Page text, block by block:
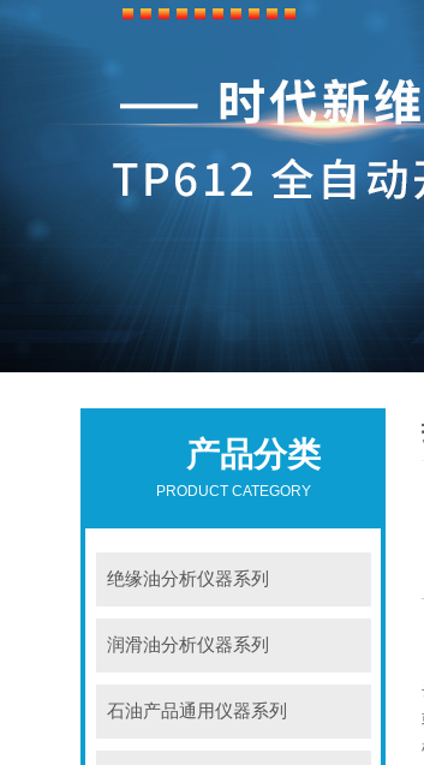
产品分类
PRODUCT CATEGORY
绝缘油分析仪器系列
润滑油分析仪器系列
石油产品通用仪器系列